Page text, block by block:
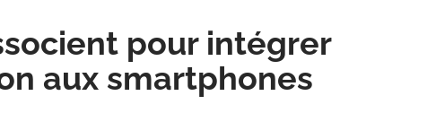
pour intégrer
aux smartphones